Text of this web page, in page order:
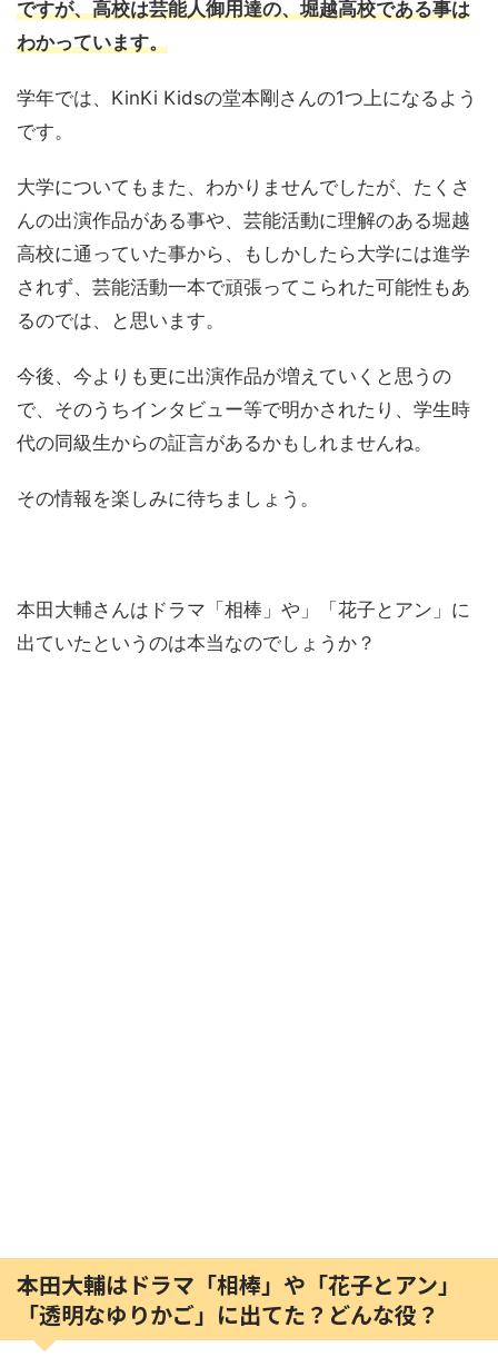
ですが、高校は芸能人御用達の、堀越高校である事は
わかっています。
学年では、KinKi Kidsの堂本剛さんの1つ上になるよう
です。
大学についてもまた、わかりませんでしたが、たくさ
んの出演作品がある事や、芸能活動に理解のある堀越
高校に通っていた事から、もしかしたら大学には進学
されず、芸能活動一本で頑張ってこられた可能性もあ
るのでは、と思います。
今後、今よりも更に出演作品が増えていくと思うの
で、そのうちインタビュー等で明かされたり、学生時
代の同級生からの証言があるかもしれませんね。
その情報を楽しみに待ちましょう。
本田大輔さんはドラマ「相棒」や」「花子とアン」に
出ていたというのは本当なのでしょうか？
本田大輔はドラマ「相棒」や「花子とアン」
「透明なゆりかご」に出てた？どんな役？